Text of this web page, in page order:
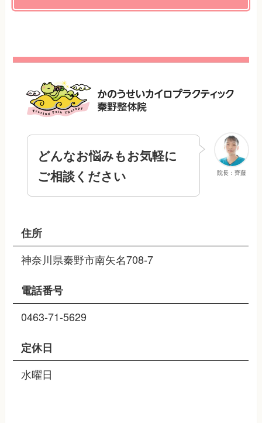
院長：齊藤
どんなお悩みもお気軽に
ご相談ください
住所
神奈川県秦野市南矢名708-7
電話番号
0463-71-5629
定休日
水曜日